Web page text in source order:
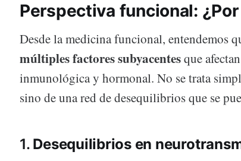
Perspectiva funcional:
Desde la medicina funcional, entendemos
múltiples factores subyacentesque
inmunológica y hormonal. No se trata
sino de una red de desequilibrios que se
1. Desequilibrios en